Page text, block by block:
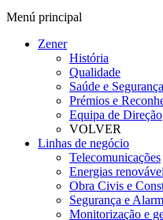
Menú principal
Zener
História
Qualidade
Saúde e Segurança
Prémios e
Equipa de Direção
VOLVER
Linhas de negócio
Telecomunicações
Energias
Obra Civis e
Segurança e
Monitorização e